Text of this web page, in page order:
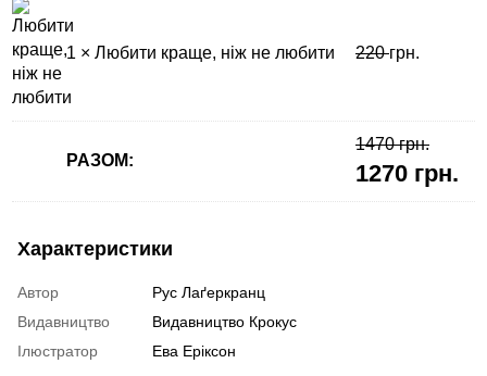
1 × Любити краще, ніж не любити 220грн.
РАЗОМ:
1470 грн.
1270 грн.
Характеристики
Автор
Рус Лаґеркранц
Видавництво
Видавництво Крокус
Ілюстратор
Ева Еріксон